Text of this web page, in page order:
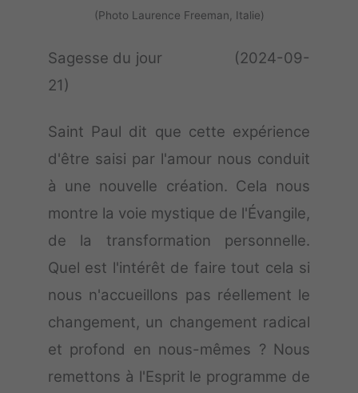
(Photo Laurence Freeman, Italie)
Sagesse du jour (2024-09-
21)
Saint Paul dit que cette expérience
d'être saisi par l'amour nous conduit
à une nouvelle création. Cela nous
montre la voie mystique de l'Évangile,
de la transformation personnelle.
Quel est l'intérêt de faire tout cela si
nous n'accueillons pas réellement le
changement, un changement radical
et profond en nous-mêmes ? Nous
remettons à l'Esprit le programme de